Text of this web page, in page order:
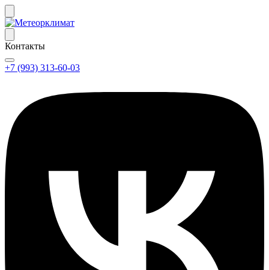
Контакты
+7 (993) 313-60-03